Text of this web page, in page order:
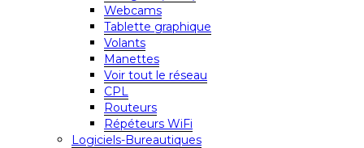
Webcams
Tablette graphique
Volants
Manettes
Voir tout le réseau
CPL
Routeurs
Répéteurs WiFi
Logiciels-Bureautiques